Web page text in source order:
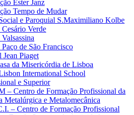
Ester Janz
Tempo de Mudar
e Paroquial S.Maximiliano Kolbe
Verde
de São Francisco
Piaget
da Misericórdia de Lisboa
International School
e Superior
– Centro de Formação Profissional da
Metalúrgica e Metalomecânica
– Centro de Formação Profissional